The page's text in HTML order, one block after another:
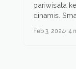
pariwisata
dinamis.
Feb 3, 2024 4